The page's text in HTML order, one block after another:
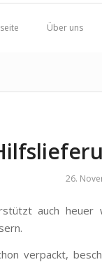
Über uns
26.
auch heuer
verpackt,